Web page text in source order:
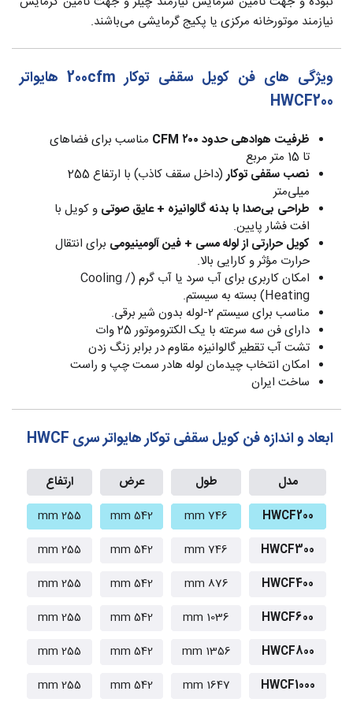
نیازمند موتورخانه مرکزی یا پکیج گرمایشی می‌باشند.
ویژگی های فن کویل سقفی توکار 200cfm هایواتر
HWCF200
ظرفیت هوادهی حدود ۲۰۰ CFM
مناسب برای فضاهای
تا 15 متر مربع
نصب سقفی توکار
(داخل سقف کاذب) با ارتفاع 255
میلی‌متر
طراحی بی‌صدا با بدنه گالوانیزه + عایق صوتی و کویل با
افت فشار پایین.
کویل حرارتی از لوله مسی + فین آلومینیومی برای انتقال
حرارت مؤثر و کارایی بالا.
امکان کاربری برای آب سرد یا آب گرم (Cooling /
Heating) بسته به سیستم.
مناسب برای سیستم ۲-لوله بدون شیر برقی.
دارای فن سه سرعته با یک الکتروموتور 25 وات
تشت آب تقطیر گالوانیزه مقاوم در برابر زنگ زدن
امکان انتخاب چیدمان لوله هادر سمت چپ و راست
ساخت ایران
ابعاد و اندازه فن کویل سقفی توکار هایواتر سری HWCF
مدل طول عرض ارتفاع
HWCF200
746 mm
542 mm
255 mm
HWCF300
746 mm
542 mm
255 mm
HWCF400
876 mm
542 mm
255 mm
HWCF600
1036 mm
542 mm
255 mm
HWCF800
1356 mm
542 mm
255 mm
HWCF1000
1647 mm
542 mm
255 mm